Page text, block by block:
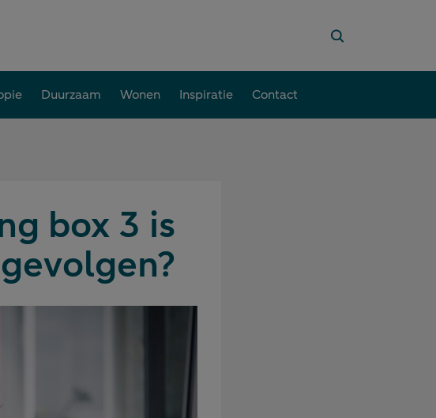
Duurzaam Wonen Inspiratie Contact
box 3 is